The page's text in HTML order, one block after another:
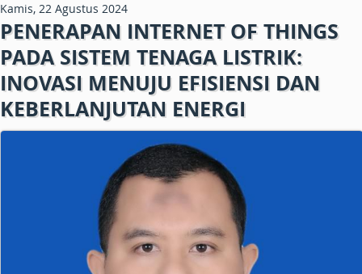
Kamis, 22 Agustus 2024
PENERAPAN INTERNET OF THINGS
PADA SISTEM TENAGA LISTRIK:
INOVASI MENUJU EFISIENSI DAN
KEBERLANJUTAN ENERGI